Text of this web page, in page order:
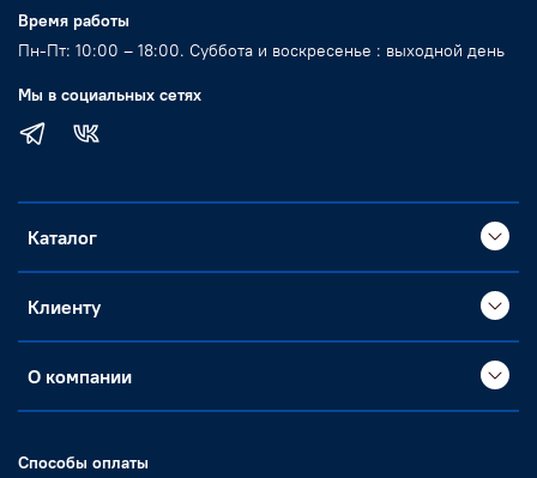
Время работы
Пн-Пт: 10:00 – 18:00. Суббота и воскресенье : выходной день
Мы в социальных сетях
Каталог
Клиенту
О компании
Способы оплаты